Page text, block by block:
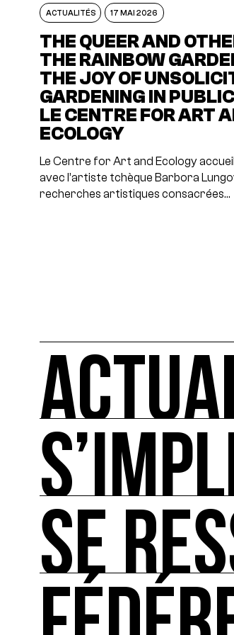
ACTUALITÉS 17 MAI 2026
THE QUEER AND
THE RAINBOW
THE JOY OF
GARDENING IN
LE CENTRE FOR ART
ECOLOGY
Le Centre for Art and Ecology
avec l’artiste tchèque Barbora
recherches artistiques consacrées…
ACTUALITÉS
L'actualité française et
S’IMPLIQUER
Les bonnes pratiques, guides
SE
SE RESSOURCER
Les ressources théoriques et